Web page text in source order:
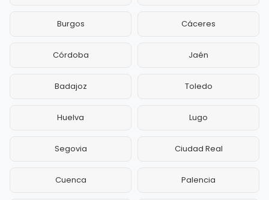
Burgos Cáceres
Córdoba Jaén
Badajoz Toledo
Huelva Lugo
Segovia Ciudad Real
Cuenca Palencia